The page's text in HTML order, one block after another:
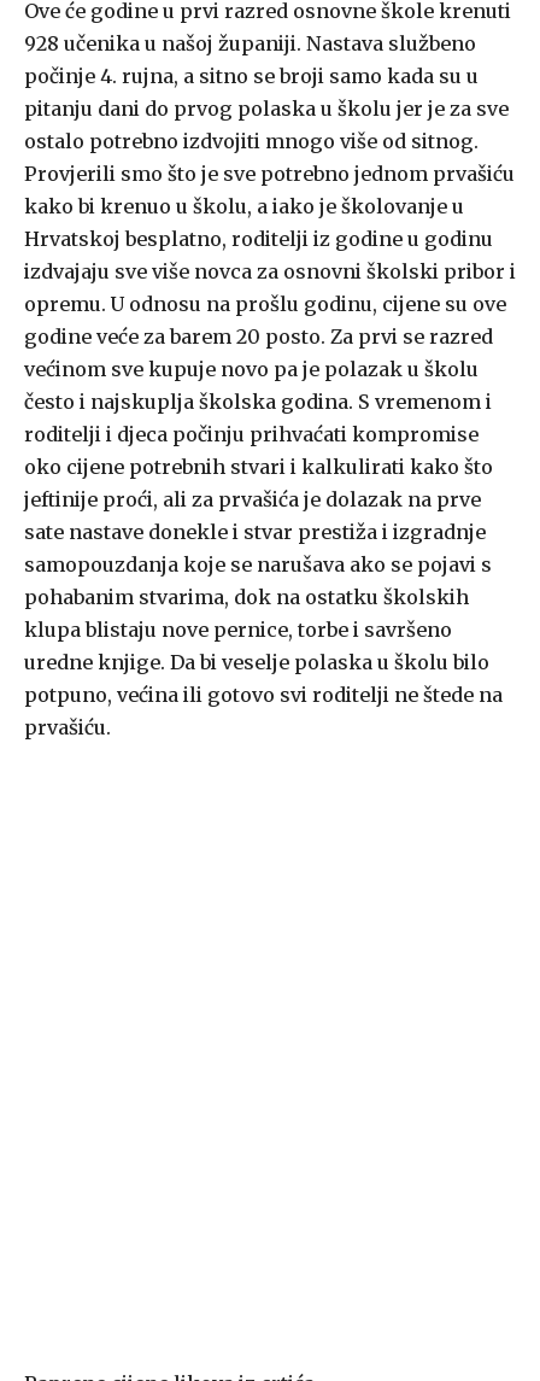
Ove će godine u prvi razred osnovne škole krenuti
928 učenika u našoj županiji. Nastava službeno
počinje 4. rujna, a sitno se broji samo kada su u
pitanju dani do prvog polaska u školu jer je za sve
ostalo potrebno izdvojiti mnogo više od sitnog.
Provjerili smo što je sve potrebno jednom prvašiću
kako bi krenuo u školu, a iako je školovanje u
Hrvatskoj besplatno, roditelji iz godine u godinu
izdvajaju sve više novca za osnovni školski pribor i
opremu. U odnosu na prošlu godinu, cijene su ove
godine veće za barem 20 posto. Za prvi se razred
većinom sve kupuje novo pa je polazak u školu
često i najskuplja školska godina. S vremenom i
roditelji i djeca počinju prihvaćati kompromise
oko cijene potrebnih stvari i kalkulirati kako što
jeftinije proći, ali za prvašića je dolazak na prve
sate nastave donekle i stvar prestiža i izgradnje
samopouzdanja koje se narušava ako se pojavi s
pohabanim stvarima, dok na ostatku školskih
klupa blistaju nove pernice, torbe i savršeno
uredne knjige. Da bi veselje polaska u školu bilo
potpuno, većina ili gotovo svi roditelji ne štede na
prvašiću.